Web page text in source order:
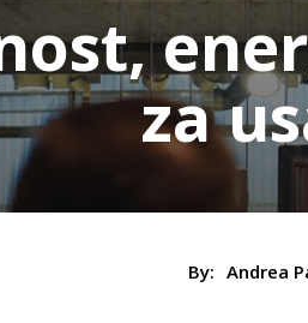
za
By: Andrea